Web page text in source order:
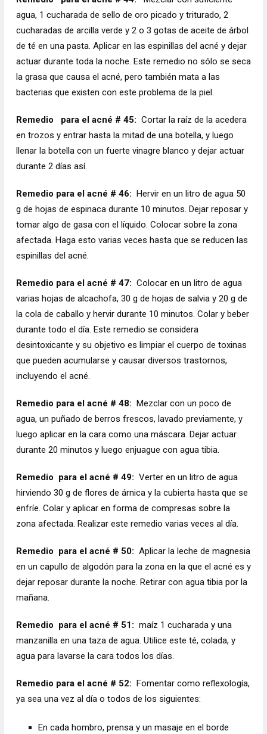
agua, 1 cucharada de sello de oro picado y triturado, 2
cucharadas de arcilla verde y 2 o 3 gotas de aceite de árbol
de té en una pasta. Aplicar en las espinillas del acné y dejar
actuar durante toda la noche. Este remedio no sólo se seca
la grasa que causa el acné, pero también mata a las
bacterias que existen con este problema de la piel.
Remedio para el acné # 45: Cortar la raíz de la acedera
en trozos y entrar hasta la mitad de una botella, y luego
llenar la botella con un fuerte vinagre blanco y dejar actuar
durante 2 días así.
Remedio para el acné # 46: Hervir en un litro de agua 50
g de hojas de espinaca durante 10 minutos. Dejar reposar y
tomar algo de gasa con el líquido. Colocar sobre la zona
afectada. Haga esto varias veces hasta que se reducen las
espinillas del acné.
Remedio para el acné # 47: Colocar en un litro de agua
varias hojas de alcachofa, 30 g de hojas de salvia y 20 g de
la cola de caballo y hervir durante 10 minutos. Colar y beber
durante todo el día. Este remedio se considera
desintoxicante y su objetivo es limpiar el cuerpo de toxinas
que pueden acumularse y causar diversos trastornos,
incluyendo el acné.
Remedio para el acné # 48: Mezclar con un poco de
agua, un puñado de berros frescos, lavado previamente, y
luego aplicar en la cara como una máscara. Dejar actuar
durante 20 minutos y luego enjuague con agua tibia.
Remedio para el acné # 49: Verter en un litro de agua
hirviendo 30 g de flores de árnica y la cubierta hasta que se
enfríe. Colar y aplicar en forma de compresas sobre la
zona afectada. Realizar este remedio varias veces al día.
Remedio para el acné # 50: Aplicar la leche de magnesia
en un capullo de algodón para la zona en la que el acné es y
dejar reposar durante la noche. Retirar con agua tibia por la
mañana.
Remedio para el acné # 51: maíz 1 cucharada y una
manzanilla en una taza de agua. Utilice este té, colada, y
agua para lavarse la cara todos los días.
Remedio para el acné # 52: Fomentar como reflexología,
ya sea una vez al día o todos de los siguientes:
En cada hombro, prensa y un masaje en el borde